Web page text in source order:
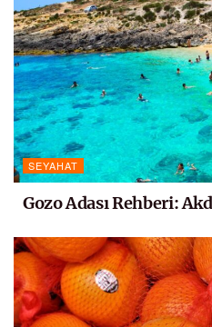
SEYAHAT
Gozo Adası Rehberi: